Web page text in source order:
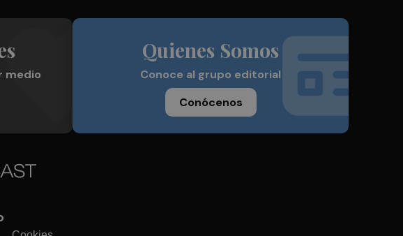
medio
Quienes Somos
Conoce al grupo editorial
Conócenos